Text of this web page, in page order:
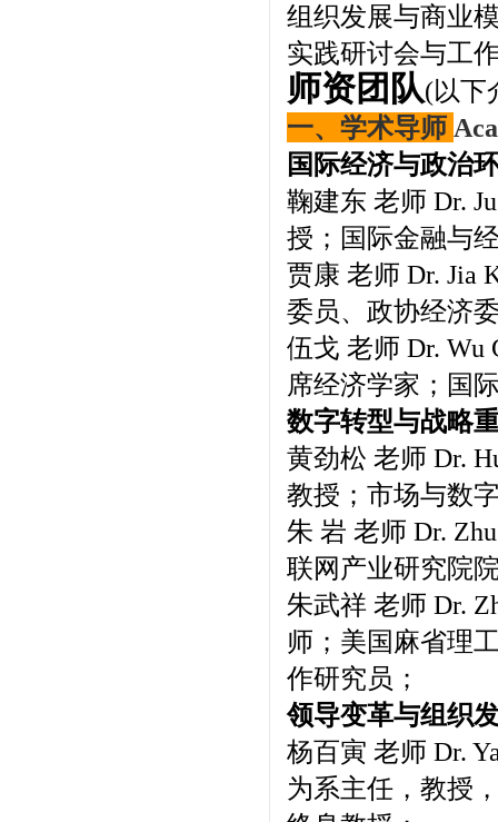
组织发展与商业
实践研讨会与工
师资团队(以下
一、学术导师
国际经济与政治
鞠建东 老师 Dr.
授；国际金融与
贾康 老师 Dr. Jia
委员、政协经济
伍戈 老师 Dr.
席经济学家；国
数字转型与战略
黄劲松 老师 Dr.
教授；市场与数
朱 岩 老师 Dr.
联网产业研究院
朱武祥 老师 Dr.
师；美国麻省理
作研究员；
领导变革与组织
杨百寅 老师 Dr.
为系主任，教授